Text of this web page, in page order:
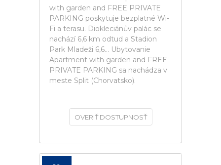
with garden and FREE PRIVATE
PARKING poskytuje bezplatné Wi-
Fi a terasu. Diokleciánův palác se
nachází 6,6 km odtud a Stadion
Park Mladeži 6,6... Ubytovanie
Apartment with garden and FREE
PRIVATE PARKING sa nachádza v
meste Split (Chorvatsko).
OVERIŤ DOSTUPNOSŤ